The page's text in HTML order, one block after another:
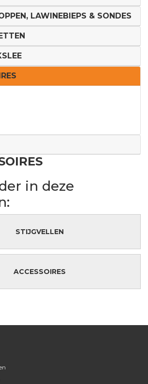
LAWINEBIEPS & SONDES
in deze
STIJGVELLEN
ACCESSOIRES